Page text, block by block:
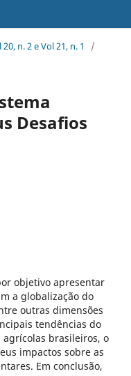
n. 2 e Vol 21, n. 1
/
Desafios
objetivo apresentar
a globalização do
outras dimensões
tendências do
brasileiros, o
impactos sobre as
Em conclusão,